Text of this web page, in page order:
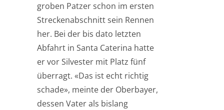
groben Patzer schon im ersten
Streckenabschnitt sein Rennen
her. Bei der bis dato letzten
Abfahrt in Santa Caterina hatte
er vor Silvester mit Platz fünf
überragt. «Das ist echt richtig
schade», meinte der Oberbayer,
dessen Vater als bislang